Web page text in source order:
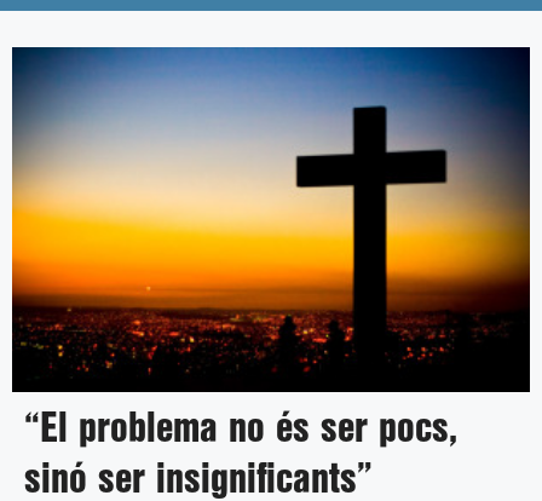
“El problema no és ser pocs,
sinó ser insignificants”